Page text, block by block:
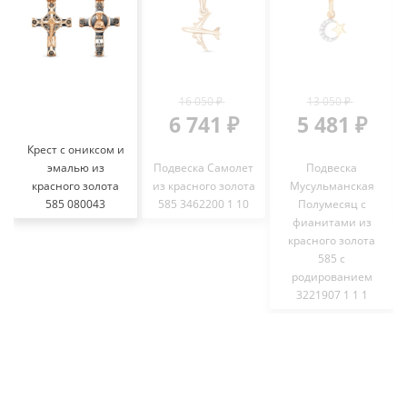
Крест с ониксом и
эмалью из
красного золота
585 080043
16 050 ₽
6 741 ₽
Подвеска Самолет
из красного золота
585 3462200 1 10
13 050 ₽
5 481 ₽
Подвеска
Мусульманская
Полумесяц с
фианитами из
красного золота
585 с
родированием
3221907 1 1 1